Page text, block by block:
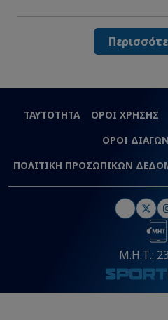
ΤΑΥΤΟΤΗΤΑ ΟΡΟΙ ΧΡΗΣΗΣ
ΟΡΟΙ
ΠΟΛΙΤΙΚΗ ΠΡΟΣΩΠΙΚΩΝ
Μ.Η.Τ.: